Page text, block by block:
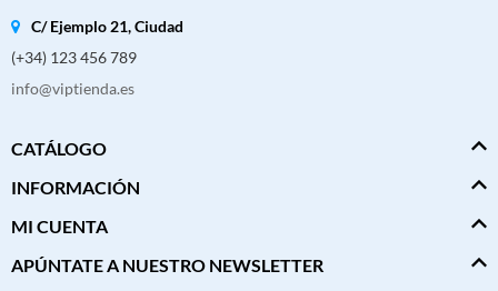
C/ Ejemplo 21, Ciudad
(+34) 123 456 789
info@viptienda.es
CATÁLOGO
INFORMACIÓN
MI CUENTA
APÚNTATE A NUESTRO NEWSLETTER